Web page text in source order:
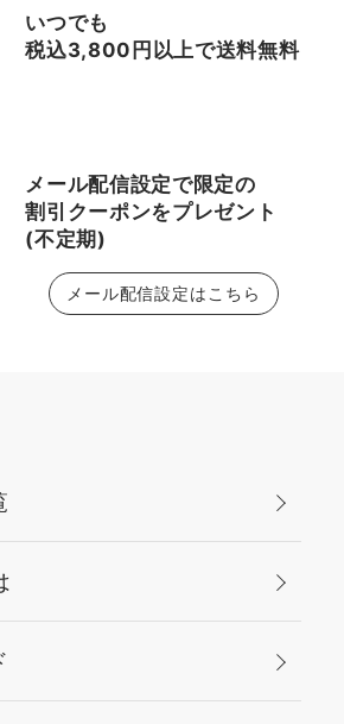
ス
いつでも
税込3,800円以上で送料無料
メール配信設定で限定の
割引クーポンをプレゼント
(不定期)
メール配信設定はこちら